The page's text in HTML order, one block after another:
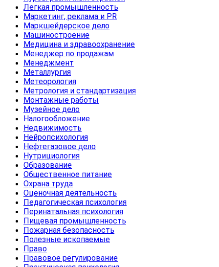
Легкая промышленность
Маркетинг, реклама и PR
Маркшейдерское дело
Машиностроение
Медицина и здравоохранение
Менеджер по продажам
Менеджмент
Металлургия
Метеорология
Метрология и стандартизация
Монтажные работы
Музейное дело
Налогообложение
Недвижимость
Нейропсихология
Нефтегазовое дело
Нутрициология
Образование
Общественное питание
Охрана труда
Оценочная деятельность
Педагогическая психология
Перинатальная психология
Пищевая промышленность
Пожарная безопасность
Полезные ископаемые
Право
Правовое регулирование